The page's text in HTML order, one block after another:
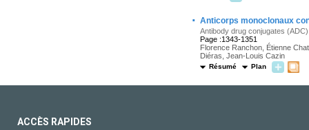
· Anticorps monoclonaux
Antibody drug conjugates
Page :1343-1351
Florence Ranchon, Étienne
Diéras, Jean-Louis Cazin
Résumé Plan
ACCÈS RAPIDES